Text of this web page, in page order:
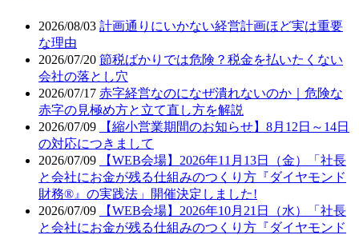
2026/08/03 計画通りにいかない経営計画ほど実は重要
な理由
2026/07/20 節税ばかりでは危険？税金を払いたくない
会社の落とし穴
2026/07/17 赤字経営なのになぜ潰れないのか｜危険な
赤字の見極め方と立て直し方を解説
2026/07/09
【縮小営業期間のお知らせ】8月12日～14日
の対応につきまして
2026/07/09
【WEB会場】2026年11月13日（金）「社長
と会社にお金が残る仕組みのつくり方『ダイヤモンド
財務®』の実践法」開催決定しました!
2026/07/09
【WEB会場】2026年10月21日（水）「社長
と会社にお金が残る仕組みのつくり方『ダイヤモンド